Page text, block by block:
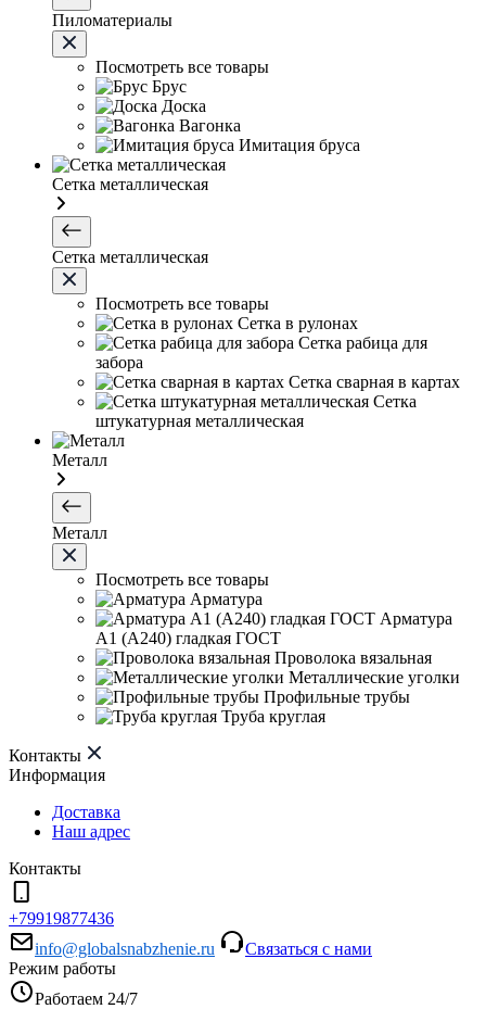
Пиломатериалы
Посмотреть все товары
Брус
Доска
Вагонка
Имитация бруса
Сетка металлическая
Сетка металлическая
Посмотреть все товары
Сетка в рулонах
Сетка рабица для
забора
Сетка сварная в картах
Сетка
штукатурная металлическая
Металл
Металл
Посмотреть все товары
Арматура
Арматура
А1 (А240) гладкая ГОСТ
Проволока вязальная
Металлические уголки
Профильные трубы
Труба круглая
Контакты
Информация
Доставка
Наш адрес
Контакты
+79919877436
info@globalsnabzhenie.ru
Связаться с нами
Режим работы
Работаем 24/7